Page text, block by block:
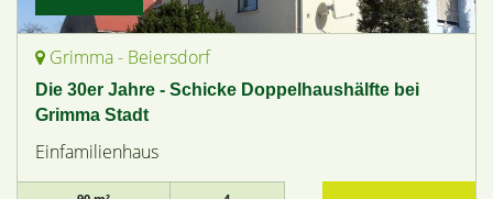
Grimma - Beiersdorf
Die 30er Jahre - Schicke Doppelhaushälfte bei
Grimma Stadt
Einfamilienhaus